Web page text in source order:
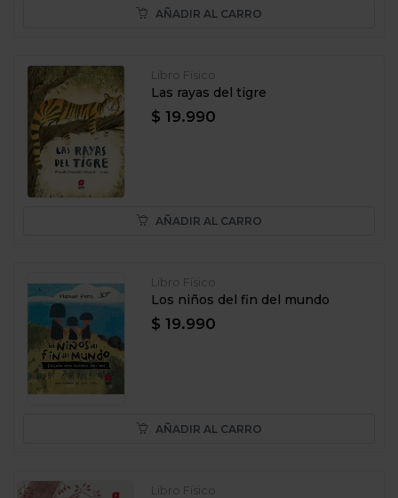
AÑADIR AL CARRO
Libro Físico
Las rayas del tigre
$ 19.990
AÑADIR AL CARRO
Libro Físico
Los niños del fin del mundo
$ 19.990
AÑADIR AL CARRO
Libro Físico